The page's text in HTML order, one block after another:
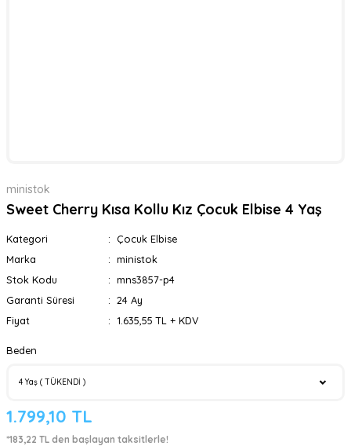
ministok
Sweet Cherry Kısa Kollu Kız Çocuk Elbise 4 Yaş
Kategori
Çocuk Elbise
Marka
ministok
Stok Kodu
mns3857-p4
Garanti Süresi
24 Ay
Fiyat
1.635,55 TL + KDV
Beden
1.799,10 TL
*183,22 TL den başlayan taksitlerle!